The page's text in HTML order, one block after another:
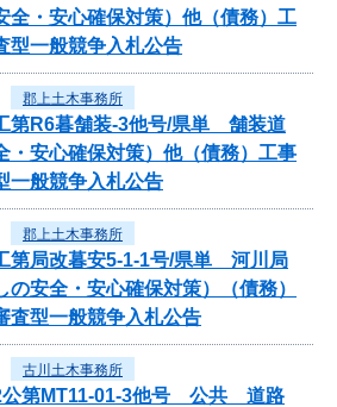
全・安心確保対策）他（債務）工
型一般競争入札公告
郡上土木事務所
第R6暮舗装-3他号/県単 舗装道
・安心確保対策）他（債務）工事
一般競争入札公告
郡上土木事務所
第局改暮安5-1-1号/県単 河川局
安全・安心確保対策）（債務）
査型一般競争入札公告
古川土木事務所
2公第MT11-01-3他号 公共 道路